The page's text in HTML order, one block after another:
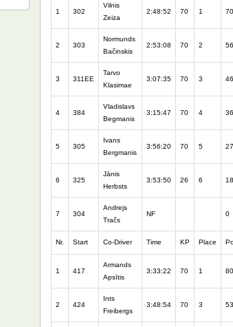
1 302
Vilnis
Zeiza
2:48:52 70 1 70
2 303
Normunds
Bačinskis
2:53:08 70 2 56
3 311EE
Tarvo
Klasimae
3:07:35 70 3 46
4 384
Vladislavs
Begmanis
3:15:47 70 4 36
5 305
Ivans
Bergmanis
3:56:20 70 5 27
6 325
Jānis
Herbsts
3:53:50 26 6 18
7 304
Andrejs
Tračs
NF 0
Nr. Start Co-Driver Time KP Place
1 417
Armands
Apsītis
3:33:22 70 1 80
2 424
Ints
Freibergs
3:48:54 70 3 53